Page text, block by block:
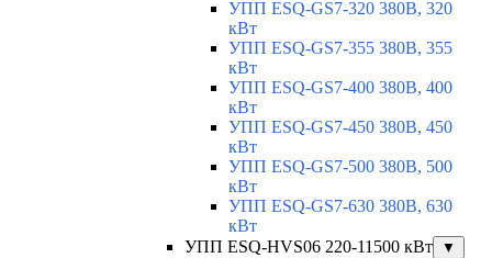
УПП ESQ-GS7-320 380В, 320
кВт
УПП ESQ-GS7-355 380В, 355
кВт
УПП ESQ-GS7-400 380В, 400
кВт
УПП ESQ-GS7-450 380В, 450
кВт
УПП ESQ-GS7-500 380В, 500
кВт
УПП ESQ-GS7-630 380В, 630
кВт
УПП ESQ-HVS06 220-11500 кВт
▼